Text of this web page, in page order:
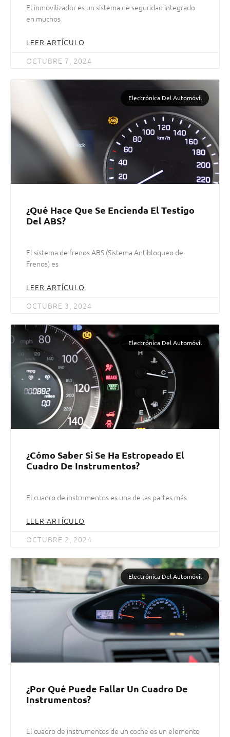
El inmovilizador es un sistema de seguridad integrado
en muchos
LEER ARTÍCULO
OCTUBRE 7, 2024
Electrónica Del Automóvil
¿Qué Hace Que Se Encienda El Testigo
Del ABS?
El sistema de frenos ABS (Sistema Antibloqueo de
Frenos) es
LEER ARTÍCULO
OCTUBRE 3, 2024
Electrónica Del Automóvil
¿Cómo Saber Si Se Ha Estropeado El
Cuadro De Instrumentos?
El cuadro de instrumentos es una de las partes más
LEER ARTÍCULO
OCTUBRE 2, 2024
Electrónica Del Automóvil
¿Por Qué Puede Fallar Un Cuadro De
Instrumentos?
El cuadro de instrumentos de un coche es un elemento